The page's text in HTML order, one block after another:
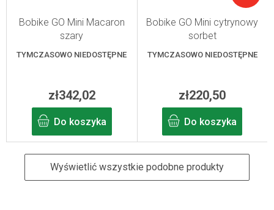
Bobike GO Mini Macaron
szary
TYMCZASOWO NIEDOSTĘPNE
zł342,02
Do koszyka
Bobike GO Mini cytrynowy
sorbet
TYMCZASOWO NIEDOSTĘPNE
zł220,50
Do koszyka
Wyświetlić wszystkie podobne produkty